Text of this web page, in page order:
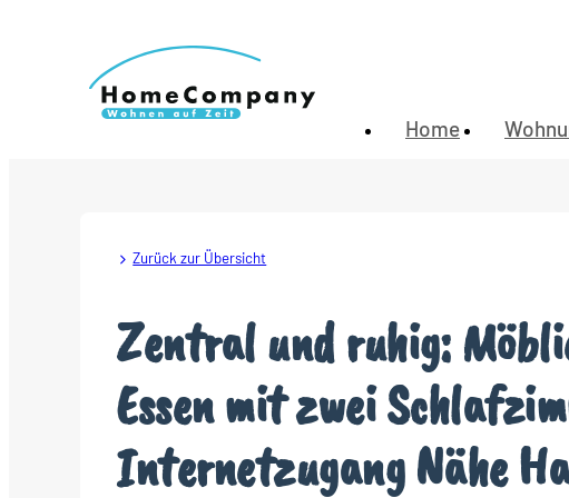
Home
Zurück zur Übersicht
Zentral und ruhig:
Essen mit zwei
Internetzugang Nähe